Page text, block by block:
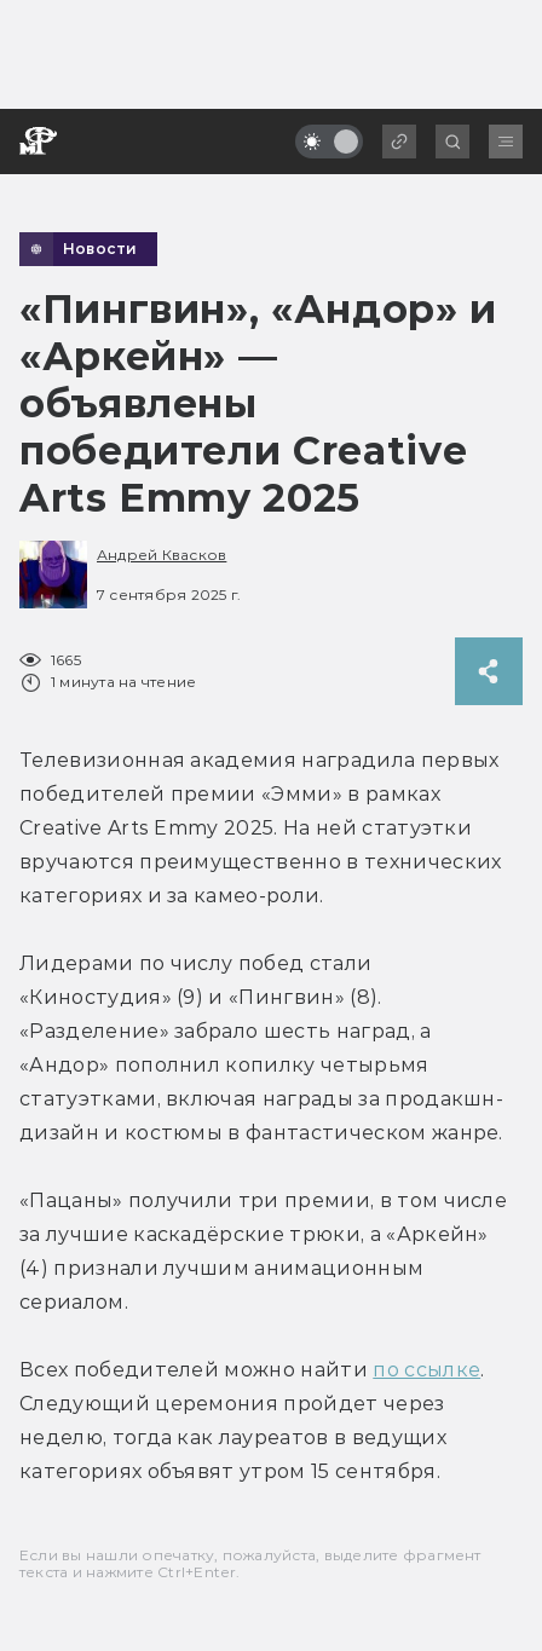
Новости
«Пингвин», «Андор» и
«Аркейн» —
объявлены
победители Creative
Arts Emmy 2025
Андрей Квасков
7 сентября 2025 г.
1665
1 минута на чтение
Телевизионная академия наградила первых
победителей премии «Эмми» в рамках
Creative Arts Emmy 2025. На ней статуэтки
вручаются преимущественно в технических
категориях и за камео-роли.
Лидерами по числу побед стали
«Киностудия» (9) и «Пингвин» (8).
«Разделение» забрало шесть наград, а
«Андор» пополнил копилку четырьмя
статуэтками, включая награды за продакшн-
дизайн и костюмы в фантастическом жанре.
«Пацаны» получили три премии, в том числе
за лучшие каскадёрские трюки, а «Аркейн»
(4) признали лучшим анимационным
сериалом.
Всех победителей можно найти по ссылке.
Следующий церемония пройдет через
неделю, тогда как лауреатов в ведущих
категориях объявят утром 15 сентября.
Если вы нашли опечатку, пожалуйста, выделите фрагмент
текста и нажмите Ctrl+Enter.